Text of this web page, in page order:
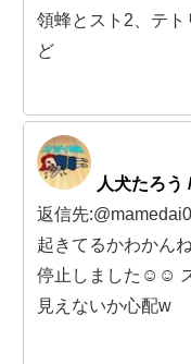
領蜂とスト2、テ
ど
人犬たろう
返信先
起きてるかわかん
停止しました☺️☺️
見えないか心配w